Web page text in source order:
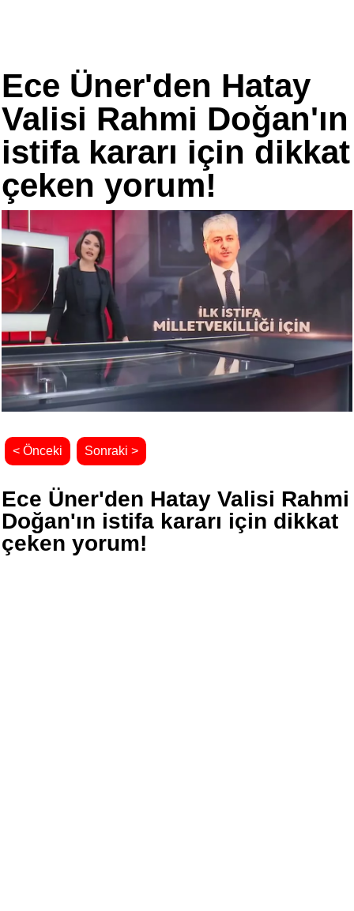
Ece Üner'den Hatay
Valisi Rahmi Doğan'ın
istifa kararı için dikkat
çeken yorum!
< Önceki Sonraki >
Ece Üner'den Hatay Valisi Rahmi
Doğan'ın istifa kararı için dikkat
çeken yorum!